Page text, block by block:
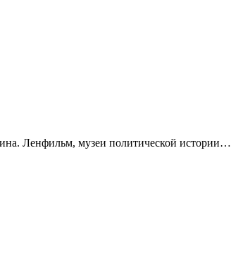
Ленфильм, музеи политической истории…